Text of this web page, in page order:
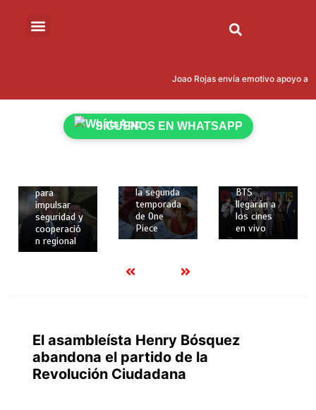
Joao Rojas envía emotivo apoyo a
SÍGUENOS EN WHATSAPP
2 mins
Donald
reúne en
Miami a 12
para
impulsar
seguridad y
cooperació
n regional
2 mins
Netflix
revela
nuevos
la segunda
temporada
de One
Piece
febrero de
2026
2 mins
Los dos
primeros
BTS
llegarán a
los cines
en vivo
El asambleísta Henry Bósquez
abandona el partido de la
Revolución Ciudadana